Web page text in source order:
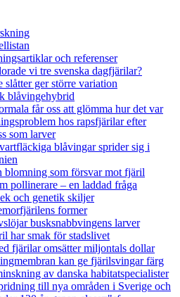
och referenser
vi tre svenska dagfjärilar?
slåtter ger större variation
blåvingehybrid
får oss att glömma hur det var
hos rapsfjärilar efter
som larver
blåvingar sprider sig i
blomning som försvar mot fjäril
pollinerare – en laddad fråga
och genetik skiljer
former
busksnabbvingens larver
har smak för stadslivet
fjärilar omsätter miljontals dollar
kan ge fjärilsvingar färg
av danska habitatspecialister
till nya områden i Sverige och